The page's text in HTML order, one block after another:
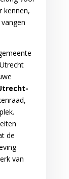
kennen,
de
van